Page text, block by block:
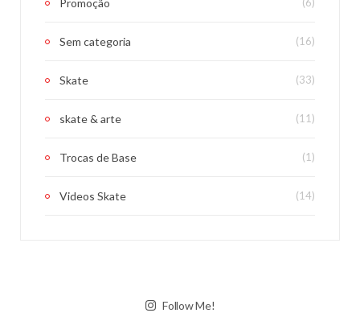
Promoção
Sem categoria (16)
Skate (33)
skate & arte (11)
Trocas de Base (1)
Videos Skate (14)
Follow Me!